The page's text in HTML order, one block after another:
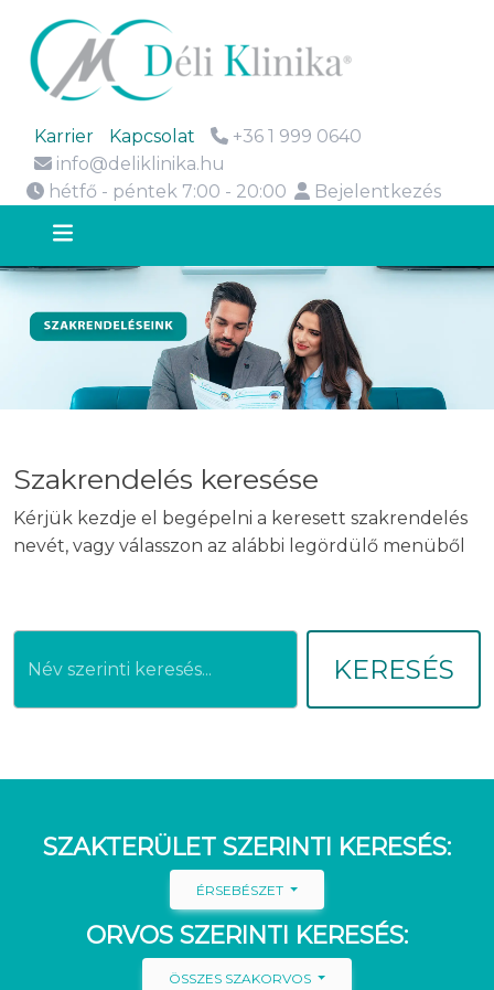
Karrier Kapcsolat
+36 1 999 0640
info@deliklinika.hu
hétfő - péntek 7:00 - 20:00
Bejelentkezés
Szakrendelés keresése
Kérjük kezdje el begépelni a keresett szakrendelés
nevét, vagy válasszon az alábbi legördülő menüből
KERESÉS
SZAKTERÜLET SZERINTI KERESÉS:
ÉRSEBÉSZET
ORVOS SZERINTI KERESÉS:
ÖSSZES SZAKORVOS